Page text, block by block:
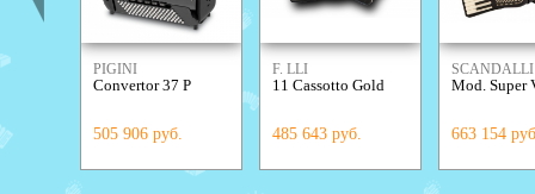
PIGINI
Convertor 37 P
505 906 руб.
F. LLI
ALESSANDRINI
11 Cassotto Gold
485 643 руб.
SCANDALLI
Mod. Super
663 154